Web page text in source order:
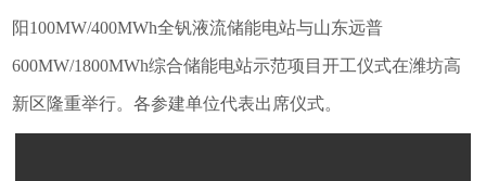
阳100MW/400MWh全钒液流储能电站与山东远普
600MW/1800MWh综合储能电站示范项目开工仪式在潍坊高
新区隆重举行。各参建单位代表出席仪式。